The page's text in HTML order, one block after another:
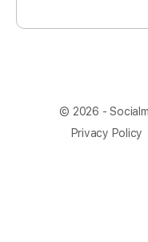
© 2026 -
Privacy Policy